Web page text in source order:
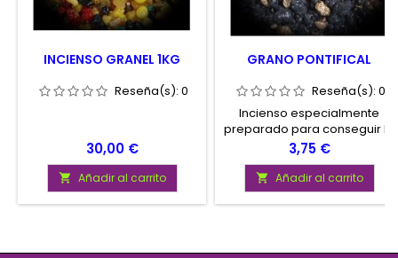
INCIENSO GRANEL 1KG
Reseña(s): 0
Precio
30,00 €
 Añadir al carrito
GRANO PONTIFICAL
Reseña(s): 0
Incienso especialmente
preparado para conseguir la
purificación y fomentar la
oración. 20 - 30 gramos
Precio
3,75 €
 Añadir al carrito